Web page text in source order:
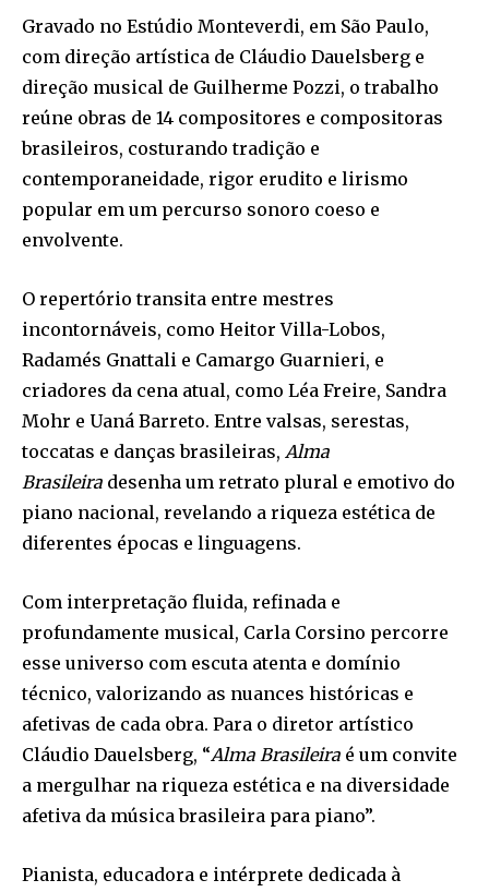
Gravado no Estúdio Monteverdi, em São Paulo,
com direção artística de Cláudio Dauelsberg e
direção musical de Guilherme Pozzi, o trabalho
reúne obras de 14 compositores e compositoras
brasileiros, costurando tradição e
contemporaneidade, rigor erudito e lirismo
popular em um percurso sonoro coeso e
envolvente.
O repertório transita entre mestres
incontornáveis, como Heitor Villa-Lobos,
Radamés Gnattali e Camargo Guarnieri, e
criadores da cena atual, como Léa Freire, Sandra
Mohr e Uaná Barreto. Entre valsas, serestas,
toccatas e danças brasileiras, Alma
Brasileira desenha um retrato plural e emotivo do
piano nacional, revelando a riqueza estética de
diferentes épocas e linguagens.
Com interpretação fluida, refinada e
profundamente musical, Carla Corsino percorre
esse universo com escuta atenta e domínio
técnico, valorizando as nuances históricas e
afetivas de cada obra. Para o diretor artístico
Cláudio Dauelsberg, “Alma Brasileira é um convite
a mergulhar na riqueza estética e na diversidade
afetiva da música brasileira para piano”.
Pianista, educadora e intérprete dedicada à